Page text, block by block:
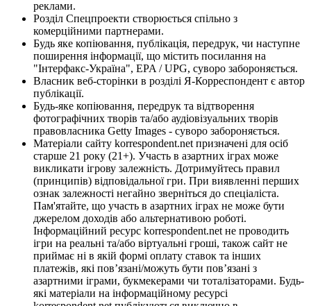
реклами.
Розділ Спецпроекти створюється спільно з
комерційними партнерами.
Будь яке копіювання, публікація, передрук, чи наступне
поширення інформації, що містить посилання на
"Інтерфакс-Україна", EPA / UPG, суворо забороняється.
Власник веб-сторінки в розділі Я-Корреспондент є автор
публікації.
Будь-яке копіювання, передрук та відтворення
фотографічних творів та/або аудіовізуальних творів
правовласника Getty Images - суворо забороняється.
Матеріали сайту korrespondent.net призначені для осіб
старше 21 року (21+). Участь в азартних іграх може
викликати ігрову залежність. Дотримуйтесь правил
(принципів) відповідальної гри. При виявленні перших
ознак залежності негайно зверніться до спеціаліста.
Пам'ятайте, що участь в азартних іграх не може бути
джерелом доходів або альтернативою роботі.
Інформаційний ресурс korrespondent.net не проводить
ігри на реальні та/або віртуальні гроші, також сайт не
приймає ні в якій формі оплату ставок та інших
платежів, які пов’язані/можуть бути пов’язані з
азартними іграми, букмекерами чи тоталізаторами. Будь-
які матеріали на інформаційному ресурсі